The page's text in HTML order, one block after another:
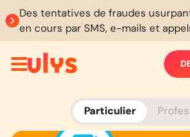
Des tentatives de fraudes
en cours par SMS, e-mails et
Particulier